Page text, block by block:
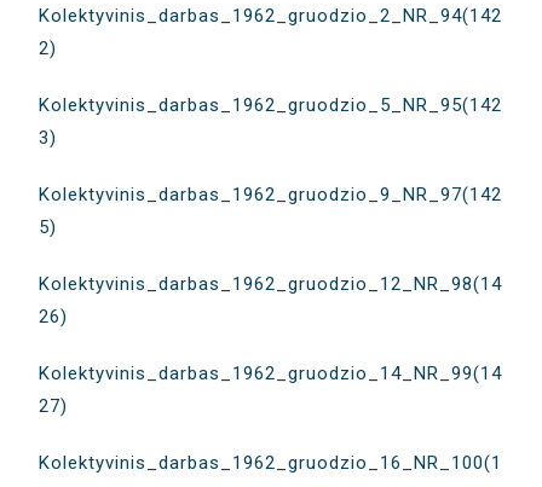
Kolektyvinis_darbas_1962_gruodzio_2_NR_94(142
2)
Kolektyvinis_darbas_1962_gruodzio_5_NR_95(142
3)
Kolektyvinis_darbas_1962_gruodzio_9_NR_97(142
5)
Kolektyvinis_darbas_1962_gruodzio_12_NR_98(14
26)
Kolektyvinis_darbas_1962_gruodzio_14_NR_99(14
27)
Kolektyvinis_darbas_1962_gruodzio_16_NR_100(1